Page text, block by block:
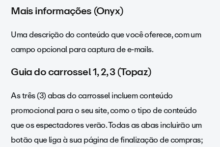
Mais informações (Onyx)
Uma descrição do conteúdo que você oferece, com um
campo opcional para captura de e-mails.
Guia do carrossel 1, 2, 3 (Topaz)
As três (3) abas do carrossel incluem conteúdo
promocional para o seu site, como o tipo de conteúdo
que os espectadores verão. Todas as abas incluirão um
botão que liga à sua página de finalização de compras;